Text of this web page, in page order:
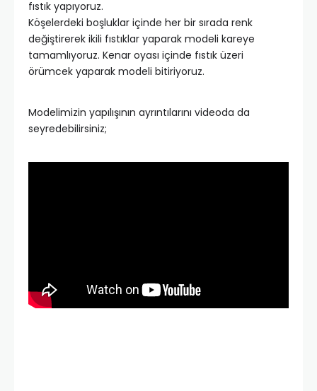
fıstık yapıyoruz.
Köşelerdeki boşluklar içinde her bir sırada renk
değiştirerek ikili fıstıklar yaparak modeli kareye
tamamlıyoruz. Kenar oyası içinde fıstık üzeri
örümcek yaparak modeli bitiriyoruz.
Modelimizin yapılışının ayrıntılarını videoda da
seyredebilirsiniz;